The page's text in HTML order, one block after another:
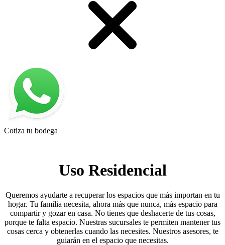
Cotiza tu bodega
Uso Residencial
Queremos ayudarte a recuperar los espacios que más importan en tu
hogar. Tu familia necesita, ahora más que nunca, más espacio para
compartir y gozar en casa. No tienes que deshacerte de tus cosas,
porque te falta espacio. Nuestras sucursales te permiten mantener tus
cosas cerca y obtenerlas cuando las necesites. Nuestros asesores, te
guiarán en el espacio que necesitas.